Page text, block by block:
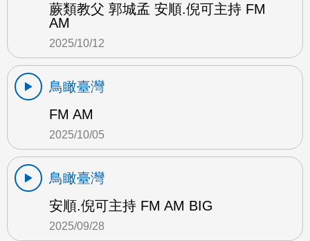
蕨類教父 郭城孟 安順.倪可主持 FM
AM
2025/10/12
鳥瞰臺灣
FM AM
2025/10/05
鳥瞰臺灣
安順.倪可主持 FM AM BIG
2025/09/28